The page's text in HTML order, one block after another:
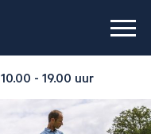
10.00 - 19.00 uur